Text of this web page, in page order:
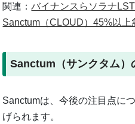
関連：バイナンスらソラナ
Sanctum（CLOUD）45%以上
Sanctum（サンクタム）
Sanctumは、今後の注目点に
げられます。